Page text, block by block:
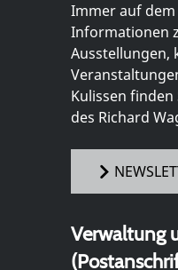
Immer auf
Informationen
Ausstellungen,
Kulissen finden
des Richard
Verwaltung